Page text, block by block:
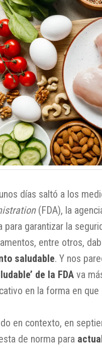
días saltó a los
(FDA), la
para garantizar la
entre otros,
saludable. Y nos
de la FDA va
en la forma en
en contexto, en
de norma para